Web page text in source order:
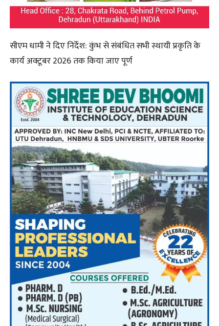
सीएम धामी ने दिए निर्देश: कुंभ से संबंधित सभी स्थायी प्रकृति के
कार्य अक्टूबर 2026 तक किया जाए पूर्ण